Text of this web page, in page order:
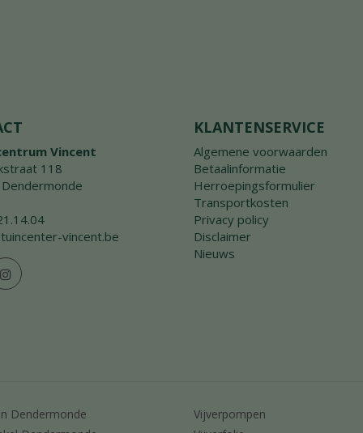
Vincent
118
vincent.be
KLANTENSERVICE
Algemene voorwaarden
Betaalinformatie
Herroepingsformulier
Transportkosten
Privacy policy
Disclaimer
Nieuws
Dendermonde
Vijverpompen